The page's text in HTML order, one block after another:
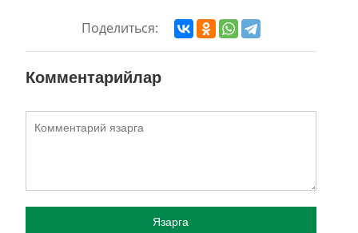
Поделиться:
Комментарийлар
Язарга